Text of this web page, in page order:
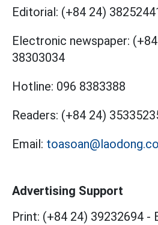
Editorial: (+84 24)
Electronic newspaper:
38303034
Hotline: 096 8383388
Readers: (+84 24)
Email:
Advertising Support
Print: (+84 24) 39232694 -